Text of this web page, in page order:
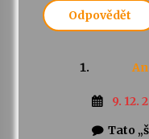
Odpovědět
9. 12.
Tato